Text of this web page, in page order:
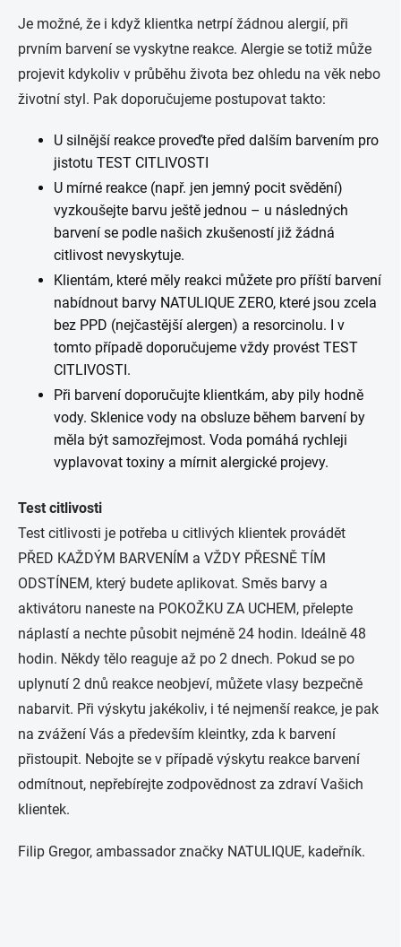
Je možné, že i když klientka netrpí žádnou alergií, při
prvním barvení se vyskytne reakce. Alergie se totiž může
projevit kdykoliv v průběhu života bez ohledu na věk nebo
životní styl. Pak doporučujeme postupovat takto:
U silnější reakce proveďte před dalším barvením pro
jistotu TEST CITLIVOSTI
U mírné reakce (např. jen jemný pocit svědění)
vyzkoušejte barvu ještě jednou – u následných
barvení se podle našich zkušeností již žádná
citlivost nevyskytuje.
Klientám, které měly reakci můžete pro příští barvení
nabídnout barvy NATULIQUE ZERO, které jsou zcela
bez PPD (nejčastější alergen) a resorcinolu. I v
tomto případě doporučujeme vždy provést TEST
CITLIVOSTI.
Při barvení doporučujte klientkám, aby pily hodně
vody. Sklenice vody na obsluze během barvení by
měla být samozřejmost. Voda pomáhá rychleji
vyplavovat toxiny a mírnit alergické projevy.
Test citlivosti
Test citlivosti je potřeba u citlivých klientek provádět
PŘED KAŽDÝM BARVENÍM a VŽDY PŘESNĚ TÍM
ODSTÍNEM, který budete aplikovat. Směs barvy a
aktivátoru naneste na POKOŽKU ZA UCHEM, přelepte
náplastí a nechte působit nejméně 24 hodin. Ideálně 48
hodin. Někdy tělo reaguje až po 2 dnech. Pokud se po
uplynutí 2 dnů reakce neobjeví, můžete vlasy bezpečně
nabarvit. Při výskytu jakékoliv, i té nejmenší reakce, je pak
na zvážení Vás a především kleintky, zda k barvení
přistoupit. Nebojte se v případě výskytu reakce barvení
odmítnout, nepřebírejte zodpovědnost za zdraví Vašich
klientek.
Filip Gregor, ambassador značky NATULIQUE, kadeřník.